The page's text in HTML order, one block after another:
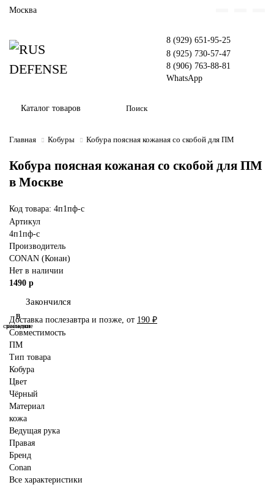
Москва
8 (929) 651-95-25
8 (925) 730-57-47
8 (906) 763-88-81
WhatsApp
Каталог товаров
Главная Кобуры Кобура поясная кожаная со скобой для ПМ
Кобура поясная кожаная со скобой для ПМ
в Москве
Код товара: 4п1пф-с
Артикул
4п1пф-с
Производитель
CONAN (Конан)
Нет в наличии
1490 р
Закончился
В
закладки
В
сравнение
Доставка послезавтра и позже, от 190 ₽
Совместимость
ПМ
Тип товара
Кобура
Цвет
Чёрный
Материал
кожа
Ведущая рука
Правая
Бренд
Conan
Все характеристики